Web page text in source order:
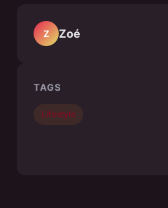
Z Zoé
TAGS
Lifestyle